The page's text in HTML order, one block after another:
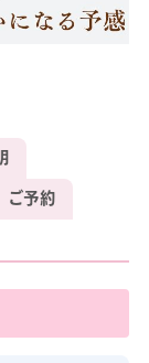
ご予約